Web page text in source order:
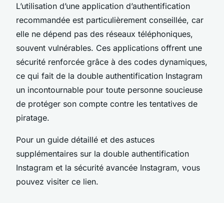
L’utilisation d’une application d’authentification
recommandée est particulièrement conseillée, car
elle ne dépend pas des réseaux téléphoniques,
souvent vulnérables. Ces applications offrent une
sécurité renforcée grâce à des codes dynamiques,
ce qui fait de la double authentification Instagram
un incontournable pour toute personne soucieuse
de protéger son compte contre les tentatives de
piratage.
Pour un guide détaillé et des astuces
supplémentaires sur la double authentification
Instagram et la sécurité avancée Instagram, vous
pouvez visiter ce lien.